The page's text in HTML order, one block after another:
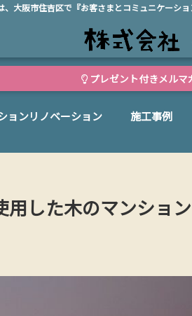
、大阪市住吉区で『お客さまとコミュニケーシ
プレゼント付きメルマ
ョンリノベーション 施工事例
した木のマンション